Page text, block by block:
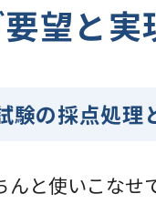
望と実
験の採点処理
んと使いこなせ